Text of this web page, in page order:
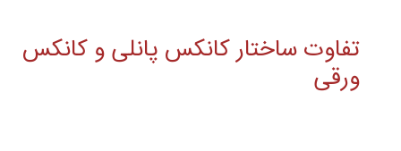
تفاوت ساختار کانکس پانلی و کانکس
ورقی